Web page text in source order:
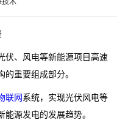
伏、风电等新能源项目高速
重要组成部分。
联网 系统，实现光伏风电等
源发电的发展趋势。